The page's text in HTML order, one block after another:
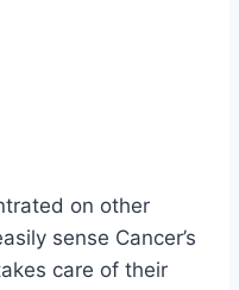
on other
sense Cancer’s
care of their